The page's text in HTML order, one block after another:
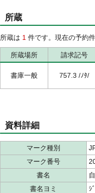
所蔵
所蔵は 1 件です。現在の予約
所蔵場所 請求記号
書庫一般 757.3 /ﾉﾀ/
資料詳細
マーク種別
マーク番号
書名
書名ヨミ
ｼ